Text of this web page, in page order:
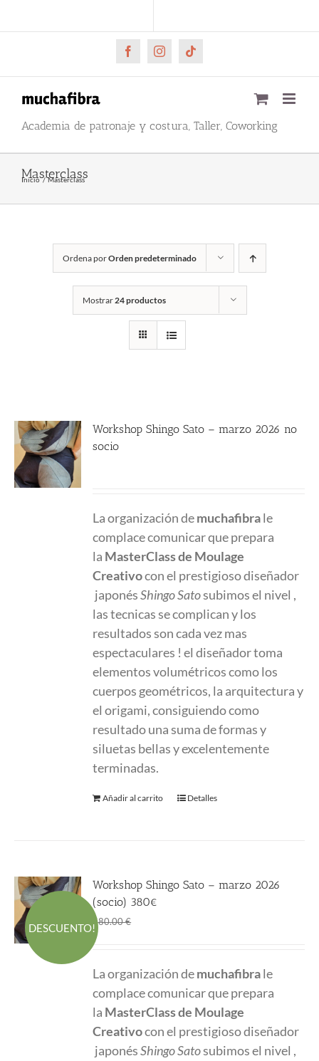
al
FacebookInstagramTiktok
Academia de patronaje y costura, Taller, Coworking
Masterclass
Inicio Masterclass
Ordena porOrden predeterminado
Mostrar24 productos
Workshop Shingo Sato – marzo 2026 no
socio
La organización demuchafibrale
complace comunicar que prepara
la MasterClassde Moulage
Creativocon el prestigioso diseñador
japonésShingo Satosubimos el nivel ,
las tecnicas se complican y los
resultados son cada vez mas
espectaculares ! el diseñador toma
elementos volumétricos como los
cuerpos geométricos, la arquitectura y
el origami, consiguiendo como
resultado una suma de formas y
siluetas bellas y excelentemente
terminadas.
Añadir al carrito Detalles
DESCUENTO!
Workshop Shingo Sato – marzo 2026
(socio) 380€
580.00€
era:
580.00 €.
es:
380.00 €.
La organización demuchafibrale
complace comunicar que prepara
la MasterClassde Moulage
Creativocon el prestigioso diseñador
japonésShingo Satosubimos el nivel ,